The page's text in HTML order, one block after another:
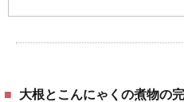
大根とこんにゃくの煮物の完